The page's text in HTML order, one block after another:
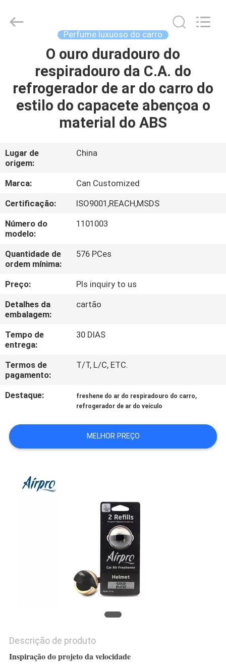
PRODUTOS
EXCURSÃO
DA
FÁBRICA
CONTROLE
DA
QUALIDADE
CONTACTE-
NOS
NOTÍCIA
PEÇA
UMAS
MAPA
SITE
Products
Perfume luxuoso do carro
O ouro duradouro do
respiradouro da C.A. do
refrogerador de ar do carro do
estilo do capacete abençoa o
material do ABS
Lugar de
origem:
China
Marca:
Can Customized
Certificação:
ISO9001,REACH,MSDS
Número do
modelo:
1101003
Quantidade de
ordem mínima:
576 PCes
Preço:
Pls inquiry to us
Detalhes da
embalagem:
cartão
Tempo de
entrega:
30 DIAS
Termos de
pagamento:
T/T, L/C, ETC.
Destaque: freshene do ar do respiradouro do carro,
refrogerador de ar do veículo
MELHOR PREÇO
Descrição de produto
Inspiração do projeto da velocidade